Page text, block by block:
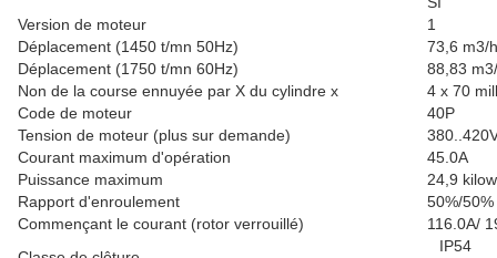
Version de moteur
1
Déplacement (1450 t/mn 50Hz)
73,6 m3/h
Déplacement (1750 t/mn 60Hz)
88,83
Non de la course ennuyée par X du cylindre x
4 x 70
Code de moteur
40P
Tension de moteur (plus sur demande)
Courant maximum d'opération
45.0A
Puissance maximum
24,9
Rapport d'enroulement
50%/50%
Commençant le courant (rotor verrouillé)
116.0A/
IP54